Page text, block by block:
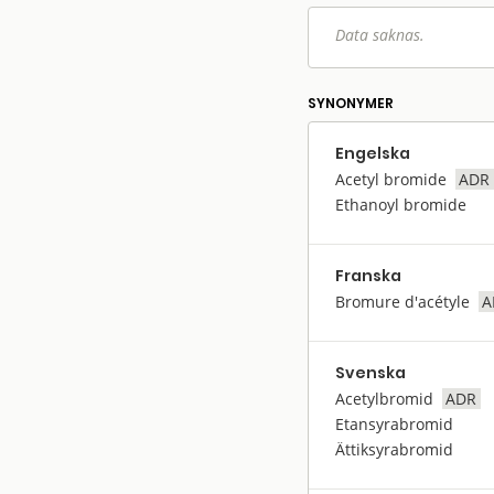
Data saknas.
SYNONYMER
Engelska
Acetyl bromide
ADR
Ethanoyl bromide
Franska
Bromure d'acétyle
Svenska
Acetylbromid
ADR
Etansyrabromid
Ättiksyrabromid